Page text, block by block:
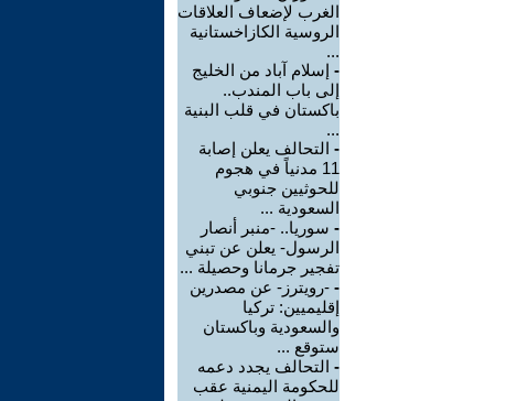
الغرب لإضعاف العلاقات
الروسية الكازاخستانية
...
- إسلام آباد من الخليج
إلى باب المندب..
باكستان في قلب البنية
...
- التحالف يعلن إصابة
11 مدنياً في هجوم
للحوثيين جنوبي
السعودية ...
- سوريا.. -منبر أنصار
الرسول- يعلن عن تبني
تفجير جرمانا وحصيلة ...
- -رويترز- عن مصدرين
إقليميين: تركيا
والسعودية وباكستان
ستوقع ...
- التحالف يجدد دعمه
للحكومة اليمنية عقب